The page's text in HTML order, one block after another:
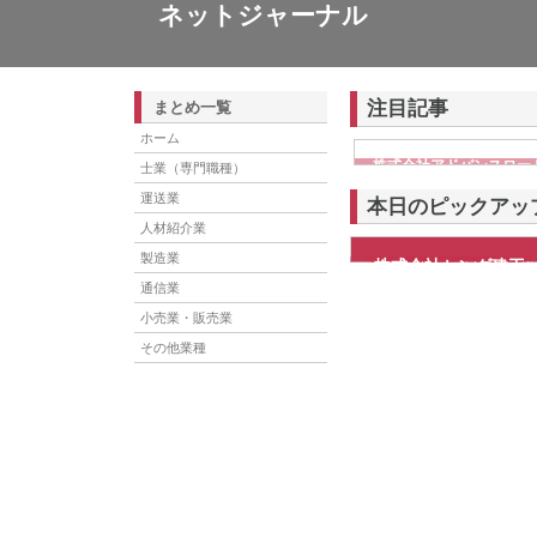
ネットジャーナル
まとめ一覧
ホーム
士業（専門職種）
運送業
人材紹介業
製造業
通信業
小売業・販売業
その他業種
注目記事
株式会社アドバンスロ
本日のピックアッ
株式会社センダ建工
株式会社センダ建工は、